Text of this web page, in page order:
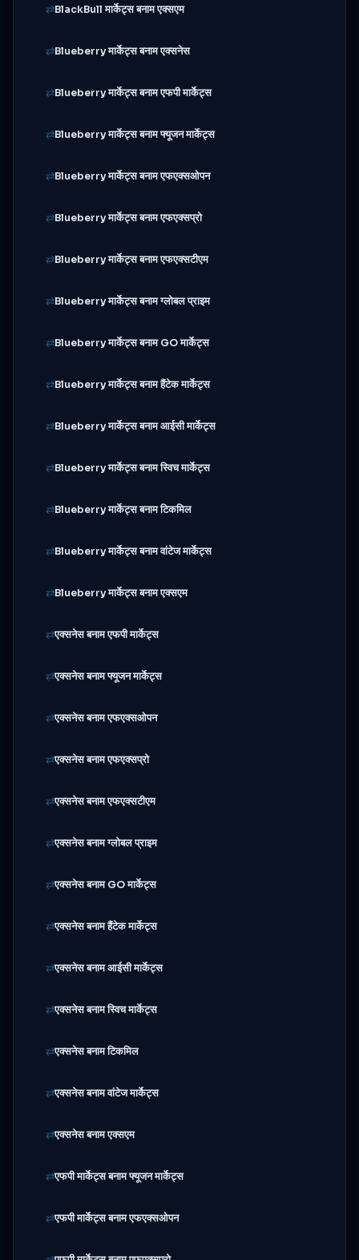
BlackBull मार्केट्स बनाम एक्सएम
Blueberry मार्केट्स बनाम एक्सनेस
Blueberry मार्केट्स बनाम एफपी मार्केट्स
Blueberry मार्केट्स बनाम फ्यूजन मार्केट्स
Blueberry मार्केट्स बनाम एफएक्सओपन
Blueberry मार्केट्स बनाम एफएक्सप्रो
Blueberry मार्केट्स बनाम एफएक्सटीएम
Blueberry मार्केट्स बनाम ग्लोबल प्राइम
Blueberry मार्केट्स बनाम GO मार्केट्स
Blueberry मार्केट्स बनाम हैंटेक मार्केट्स
Blueberry मार्केट्स बनाम आईसी मार्केट्स
Blueberry मार्केट्स बनाम स्विच मार्केट्स
Blueberry मार्केट्स बनाम टिकमिल
Blueberry मार्केट्स बनाम वांटेज मार्केट्स
Blueberry मार्केट्स बनाम एक्सएम
एक्सनेस बनाम एफपी मार्केट्स
एक्सनेस बनाम फ्यूजन मार्केट्स
एक्सनेस बनाम एफएक्सओपन
एक्सनेस बनाम एफएक्सप्रो
एक्सनेस बनाम एफएक्सटीएम
एक्सनेस बनाम ग्लोबल प्राइम
एक्सनेस बनाम GO मार्केट्स
एक्सनेस बनाम हैंटेक मार्केट्स
एक्सनेस बनाम आईसी मार्केट्स
एक्सनेस बनाम स्विच मार्केट्स
एक्सनेस बनाम टिकमिल
एक्सनेस बनाम वांटेज मार्केट्स
एक्सनेस बनाम एक्सएम
एफपी मार्केट्स बनाम फ्यूजन मार्केट्स
एफपी मार्केट्स बनाम एफएक्सओपन